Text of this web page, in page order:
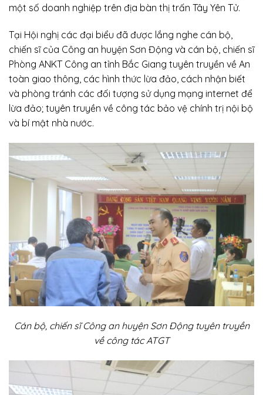
một số doanh nghiệp trên địa bàn thị trấn Tây Yên Tử.
Tại Hội nghị các đại biểu đã được lắng nghe cán bộ,
chiến sĩ của Công an huyện Sơn Động và cán bộ, chiến sĩ
Phòng ANKT Công an tỉnh Bắc Giang tuyên truyền về An
toàn giao thông, các hình thức lừa đảo, cách nhận biết
và phòng tránh các đối tượng sử dụng mạng internet để
lừa đảo; tuyên truyền về công tác bảo vệ chính trị nội bộ
và bí mật nhà nước.
Cán bộ, chiến sĩ Công an huyện Sơn Động tuyên truyền
về công tác ATGT